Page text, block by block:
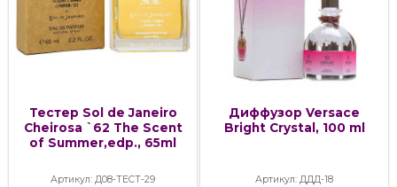
Тестер Sol de Janeiro
Cheirosa `62 The Scent
of Summer,edp., 65ml
Артикул: Д08-ТЕСТ-29
Диффузор Versace
Bright Crystal, 100 ml
Артикул: ДДД-18